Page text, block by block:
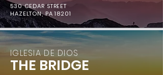
530 CEDAR STREET
HAZELTON, PA 18201
IGLESIA DE DIOS
THE BRIDGE